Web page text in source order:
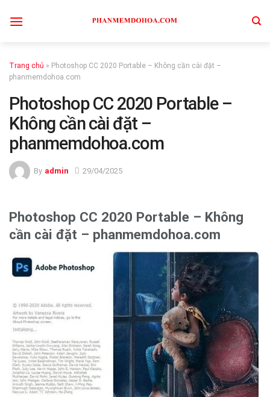
Trang chủ » Photoshop CC 2020 Portable – Không cần cài đặt –
phanmemdohoa.com
Photoshop CC 2020 Portable –
Không cần cài đặt –
phanmemdohoa.com
By admin 29/04/2025
Photoshop CC 2020 Portable – Không
cần cài đặt – phanmemdohoa.com